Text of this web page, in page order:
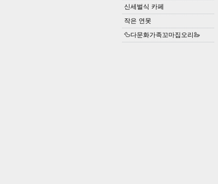
신세벌식 카페
작은 연못
🦆다문화가족꼬마집오리🦢